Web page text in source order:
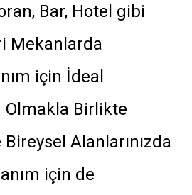
Bar, Hotel gibi
Mekanlarda
için İdeal
Olmakla Birlikte
Alanlarınızda
için de